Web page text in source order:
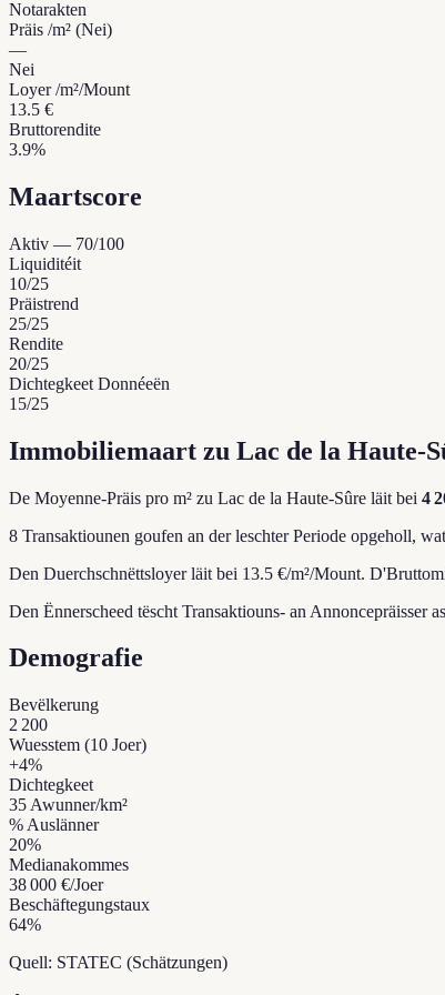
Notarakten
Präis /m² (Nei)
—
Nei
Loyer /m²/Mount
13.5 €
Bruttorendite
3.9%
Maartscore
Aktiv — 70/100
Liquiditéit
10/25
Präistrend
25/25
Rendite
20/25
Dichtegkeet Donnéeën
15/25
Immobiliemaart zu Lac de la Haute-
De Moyenne-Präis pro m² zu Lac de la Haute-Sûre läit bei 4
8 Transaktiounen goufen an der leschter Periode opgeholl,
Den Duerchschnëttsloyer läit bei 13.5 €/m²/Mount.
Den Ënnerscheed tëscht Transaktiouns- an Annoncepräisser
Demografie
Bevëlkerung
2 200
Wuesstem (10 Joer)
+4%
Dichtegkeet
35 Awunner/km²
% Auslänner
20%
Medianakommes
38 000 €/Joer
Beschäftegungstaux
64%
Quell: STATEC (Schätzungen)